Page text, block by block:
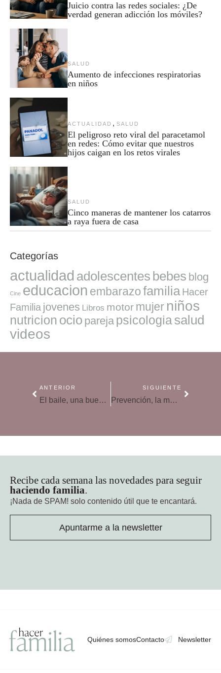
Juicio contra las redes sociales: ¿De
verdad generan adicción los móviles?
SALUD
Aumento de infecciones respiratorias
en niños
ACTUALIDAD , SALUD
El peligroso reto viral del paracetamol
en redes: Cómo evitar que nuestros
hijos caigan en los retos virales
SALUD
Cinco maneras de mantener los catarros
a raya fuera de casa
Categorías
actualidad adolescentes bebes blog
Cine educacion embarazofamilia Hacer
Familia jovenes Libros motor mujer niños
nutricion ocio pareja psicologiasalud
videos
ANTERIOR
El baile, una buena opción contra la hipertensión en mayores
SIGUIENTE
Prevención, la mejor medicina contra el resfriado
Recibe cada semana las novedades para seguir
haciendo familia.
¡Nada de SPAM! solo contenido útil que te encantará.
Apuntarme a la newsletter
Quiénes somosContacto Newsletter